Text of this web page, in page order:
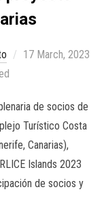
17 March, 2023
de socios de
Turístico Costa
Canarias),
Islands 2023
de socios y